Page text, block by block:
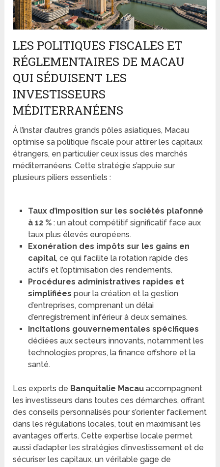
LES POLITIQUES FISCALES ET
RÉGLEMENTAIRES DE MACAU
QUI SÉDUISENT LES
INVESTISSEURS
MÉDITERRANÉENS
À l’instar d’autres grands pôles asiatiques, Macau
optimise sa politique fiscale pour attirer les capitaux
étrangers, en particulier ceux issus des marchés
méditerranéens. Cette stratégie s’appuie sur
plusieurs piliers essentiels :
Taux d’imposition sur les sociétés plafonné
à 12 %: un atout compétitif significatif face aux
taux plus élevés européens.
Exonération des impôts sur les gains en
capital, ce qui facilite la rotation rapide des
actifs et l’optimisation des rendements.
Procédures administratives rapides et
simplifiées pour la création et la gestion
d’entreprises, comprenant un délai
d’enregistrement inférieur à deux semaines.
Incitations gouvernementales spécifiques
dédiées aux secteurs innovants, notamment les
technologies propres, la finance offshore et la
santé.
Les experts de Banquitalie Macau accompagnent
les investisseurs dans toutes ces démarches, offrant
des conseils personnalisés pour s’orienter facilement
dans les régulations locales, tout en maximisant les
avantages offerts. Cette expertise locale permet
aussi d’adapter les stratégies d’investissement et de
sécuriser les capitaux, un véritable gage de